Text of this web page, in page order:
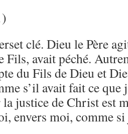
clé. Dieu le Père
Fils, avait péché.
du Fils de Dieu et
s’il avait fait ce que
justice de Christ est
envers moi, comme